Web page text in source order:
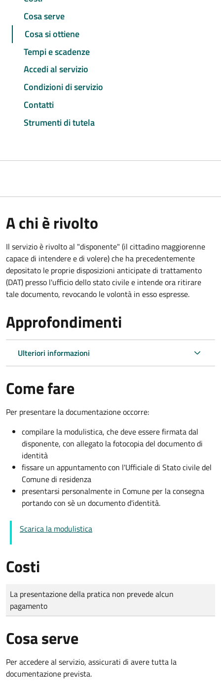
Cosa serve
Cosa si ottiene
Tempi e scadenze
Accedi al servizio
Condizioni di servizio
Contatti
Strumenti di tutela
A chi è rivolto
Il servizio è rivolto al "disponente" (il cittadino maggiorenne
capace di intendere e di volere) che ha precedentemente
depositato le proprie disposizioni anticipate di trattamento
(DAT) presso l'ufficio dello stato civile e intende ora ritirare
tale documento, revocando le volontà in esso espresse.
Approfondimenti
Ulteriori informazioni
Come fare
Per presentare la documentazione occorre:
compilare la modulistica, che deve essere firmata dal
disponente, con allegato la fotocopia del documento di
identità
fissare un appuntamento con l'Ufficiale di Stato civile del
Comune di residenza
presentarsi personalmente in Comune per la consegna
portando con sè un documento d'identità.
Scarica la modulistica
Costi
Tipo di pagamento
Importo
La presentazione della pratica non prevede alcun
pagamento
Cosa serve
Per accedere al servizio, assicurati di avere tutta la
documentazione prevista.